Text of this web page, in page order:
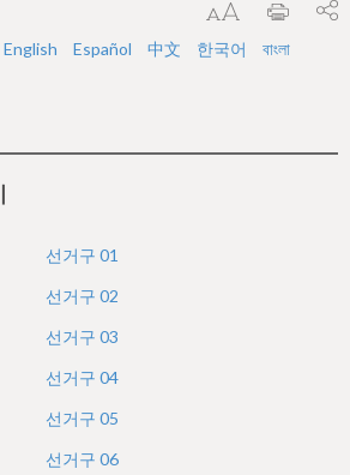
English Español 中文 한국어 বাংলা
선거구 01
선거구 02
선거구 03
선거구 04
선거구 05
선거구 06